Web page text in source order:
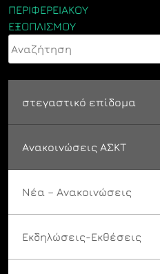
ΠΕΡΙΦΕΡΕΙΑΚΟΥ
ΕΞΟΠΛΙΣΜΟΥ
Αναζήτηση
στεγαστικό επίδομα
Ανακοινώσεις ΑΣΚΤ
Νέα – Ανακοινώσεις
Εκδηλώσεις-Εκθέσεις